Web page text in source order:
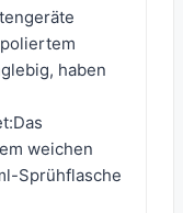
haben
weichen
Sprühflasche